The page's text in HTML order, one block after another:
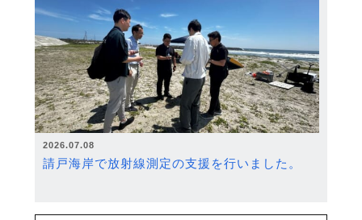
2026.07.08
請戸海岸で放射線測定の支援を行いました。